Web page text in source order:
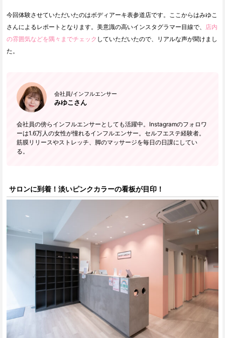
今回体験させていただいたのはボディアーキ表参道店です。ここからはみゆこ
さんによるレポートとなります。美意識の高いインスタグラマー目線で、
店内
の雰囲気などを隅々までチェック していただいたので、リアルな声が聞けまし
た。
会社員/インフルエンサー
みゆこさん
会社員の傍らインフルエンサーとしても活躍中。Instagramのフォロワ
ーは1.6万人の女性が憧れるインフルエンサー。セルフエステ経験者。
筋膜リリースやストレッチ、脚のマッサージを毎日の日課にしてい
る。
サロンに到着！淡いピンクカラーの看板が目印！